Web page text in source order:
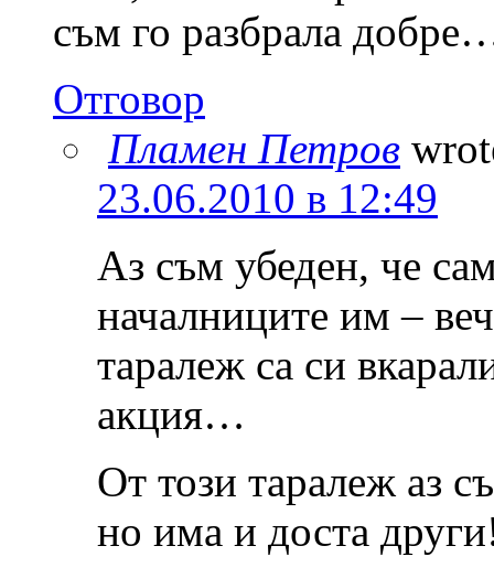
съм го разбрала
Отговор
Пламен Петров
23.06.2010 в 12:49
Аз съм убеден, че
началниците им –
таралеж са си
акция…
От този таралеж аз
но има и доста